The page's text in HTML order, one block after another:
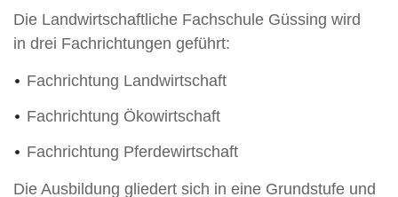
Die Landwirtschaftliche Fachschule Güssing wird
in drei Fachrichtungen geführt:
Fachrichtung Landwirtschaft
Fachrichtung Ökowirtschaft
Fachrichtung Pferdewirtschaft
Die Ausbildung gliedert sich in eine Grundstufe und